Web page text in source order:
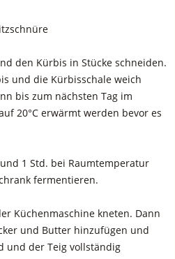
den Kürbis in Stücke schneiden.
und die Kürbisschale weich
bis zum nächsten Tag im
20°C erwärmt werden bevor es
1 Std. bei Raumtemperatur
fermentieren.
Küchenmaschine kneten. Dann
und Butter hinzufügen und
und der Teig vollständig